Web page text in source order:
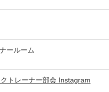
ールーム
トレーナー部会 Instagram